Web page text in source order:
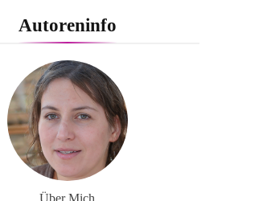
Autoreninfo
Über Mich